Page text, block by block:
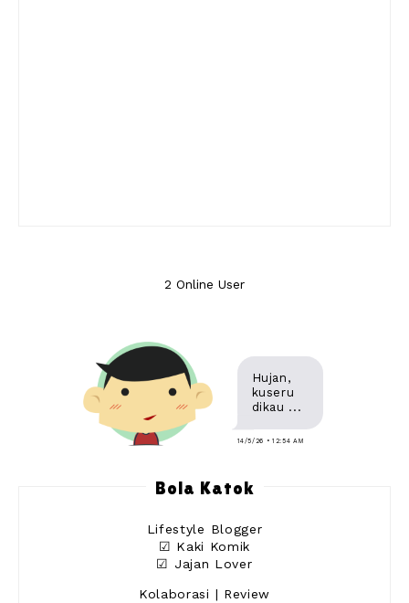
2 Online User
Hujan,
kuseru
dikau ...
14/5/26 • 12:54 AM
Bola Katok
Lifestyle Blogger
☑ Kaki Komik
☑ Jajan Lover
Kolaborasi | Review